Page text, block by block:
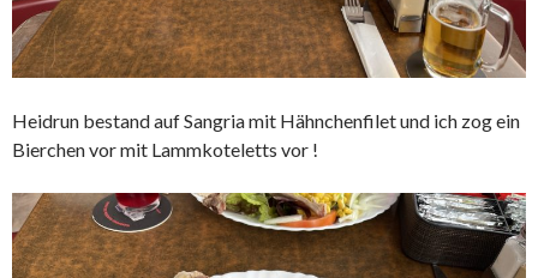
Heidrun bestand auf Sangria mit Hähnchenfilet und ich zog ein
Bierchen vor mit Lammkoteletts vor !